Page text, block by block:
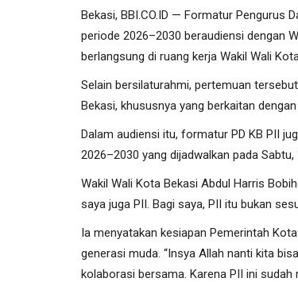
Bekasi, BBI.CO.ID — Formatur Pengurus
periode 2026–2030 beraudiensi dengan
berlangsung di ruang kerja Wakil Wali
Selain bersilaturahmi, pertemuan
Bekasi, khususnya yang berkaitan
Dalam audiensi itu, formatur PD KB PII
2026–2030 yang dijadwalkan pada Sabtu,
Wakil Wali Kota Bekasi Abdul Harris
saya juga PII. Bagi saya, PII itu bukan
Ia menyatakan kesiapan Pemerintah
generasi muda. “Insya Allah nanti kita
kolaborasi bersama. Karena PII ini